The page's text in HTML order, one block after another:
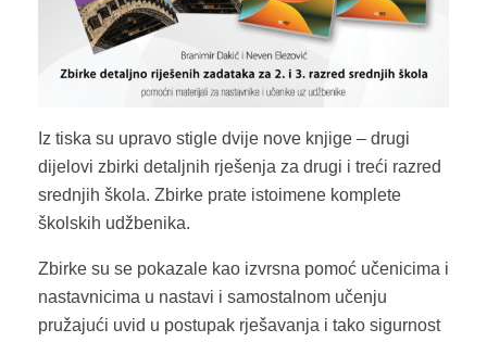
Iz tiska su upravo stigle dvije nove knjige – drugi
dijelovi zbirki detaljnih rješenja za drugi i treći razred
srednjih škola. Zbirke prate istoimene komplete
školskih udžbenika.
Zbirke su se pokazale kao izvrsna pomoć učenicima i
nastavnicima u nastavi i samostalnom učenju
pružajući uvid u postupak rješavanja i tako sigurnost